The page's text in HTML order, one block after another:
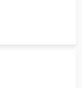
шлейфов и